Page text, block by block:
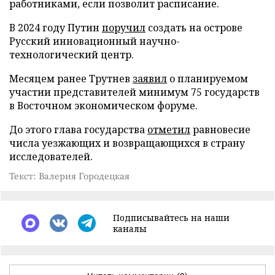
работниками, если позволит расписание.
В 2024 году Путин поручил создать на острове
Русский инновационный научно-
технологический центр.
Месяцем ранее Трутнев заявил о планируемом
участии представителей минимум 75 государств
в Восточном экономическом форуме.
До этого глава государства отметилравновесие
числа уезжающих и возвращающихся в страну
исследователей.
Текст: Валерия Городецкая
Подписывайтесь на наши
каналы